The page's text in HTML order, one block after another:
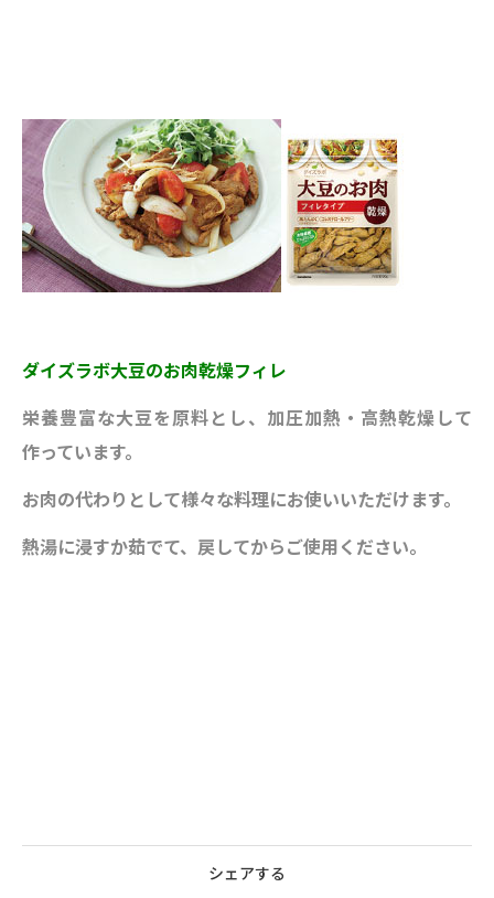
ダイズラボ大豆のお肉乾燥フィレ
栄養豊富な大豆を原料とし、加圧加熱・高熱乾燥して
作っています。
お肉の代わりとして様々な料理にお使いいただけます。
熱湯に浸すか茹でて、戻してからご使用ください。
シェアする